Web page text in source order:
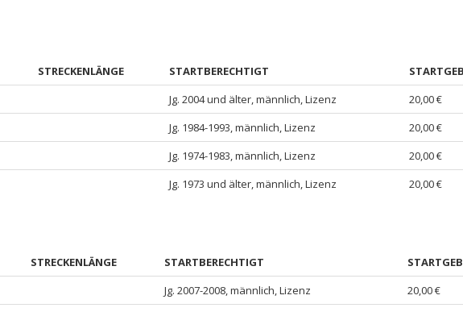
STRECKENLÄNGE STARTBERECHTIGT
Jg. 2004 und älter, männlich, Lizenz
20,00 €
Jg. 1984-1993, männlich, Lizenz
20,00 €
Jg. 1974-1983, männlich, Lizenz
20,00 €
Jg. 1973 und älter, männlich, Lizenz 20,00 €
STRECKENLÄNGE STARTBERECHTIGT
Jg. 2007-2008, männlich, Lizenz
20,00 €